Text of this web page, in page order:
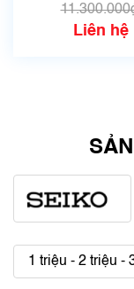
Liên hệ
1 triệu - 2 triệu -